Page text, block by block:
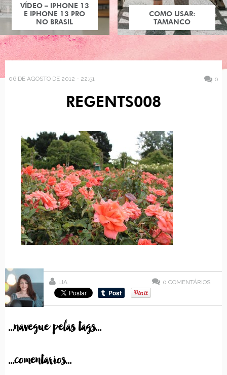
VÍDEO – IPHONE 13
E IPHONE 13 PRO
NO BRASIL
COMO USAR:
TAMANCO
06 DE AGOSTO DE 2012 - 22:51 0
REGENTS008
LIA 0 COMENTÁRIOS
...navegue pelas tags...
...comentarios...